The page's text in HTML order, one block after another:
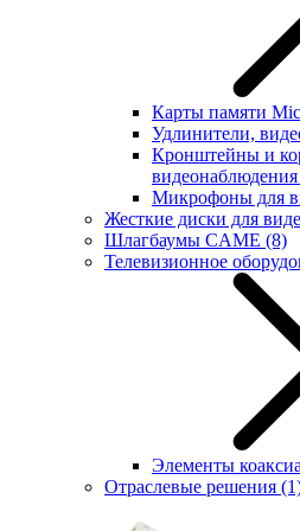
Карты памяти
Удлинители,
Кронштейны и
видеонаблюдения
Микрофоны для
Жесткие диски для
Шлагбаумы CAME (8)
Телевизионное
Элементы
Отраслевые решения